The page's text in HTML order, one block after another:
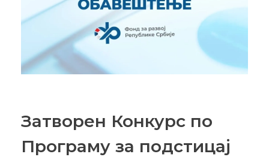
Затворен Конкурс по
Програму за подстицај